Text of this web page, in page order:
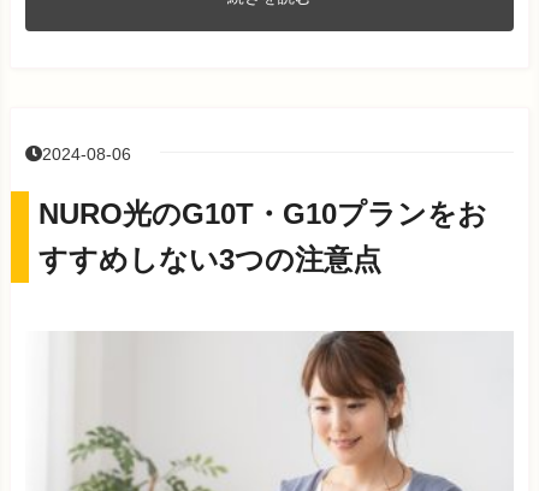
2024-08-06
NURO光のG10T・G10プランをお
すすめしない3つの注意点